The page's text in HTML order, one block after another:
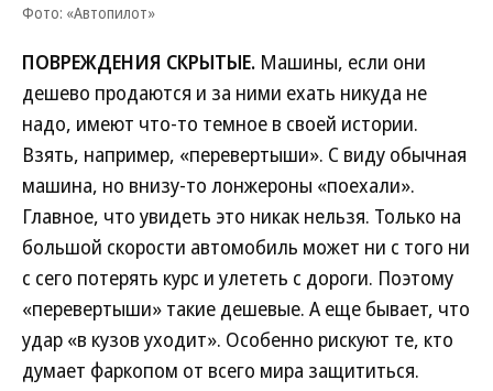
Фото: «Автопилот»
ПОВРЕЖДЕНИЯ СКРЫТЫЕ. Машины, если они
дешево продаются и за ними ехать никуда не
надо, имеют что-то темное в своей истории.
Взять, например, «перевертыши». С виду обычная
машина, но внизу-то лонжероны «поехали».
Главное, что увидеть это никак нельзя. Только на
большой скорости автомобиль может ни с того ни
с сего потерять курс и улететь с дороги. Поэтому
«перевертыши» такие дешевые. А еще бывает, что
удар «в кузов уходит». Особенно рискуют те, кто
думает фаркопом от всего мира защититься.